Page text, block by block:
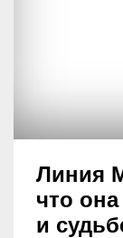
Линия
что
и